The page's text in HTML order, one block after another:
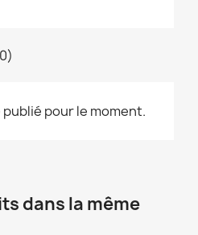
pour le moment.
dans la même